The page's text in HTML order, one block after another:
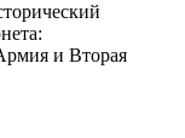
и Вторая